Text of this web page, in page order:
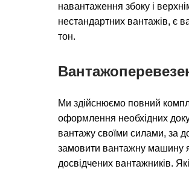
навантаження збоку і
нестандартних вантажів, є
тон.
Ми здійснюємо повний
оформлення необхідних
вантажу своїми силами, за
замовити вантажну машину
досвідчених вантажників.